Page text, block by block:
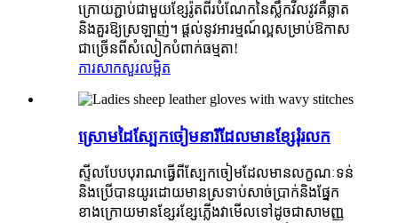
ក្រោយភ្ជាប់ជាមួយខ្សែរ៉ូតពីរបំណែកនៃស្លឹកវីលវូវគឺឆ្លាត
និងគួរឱ្យស្រឡាញ់។ ផ្តល់នូវអារម្មណ៍ល្អសម្រាប់ឱកាស
ជាច្រើនពីសំលៀកបំពាក់ធម្មតា!
ការសាកសួរលម្អិត
ស្រោមដៃស្បែកចៀមនារីដែលមានខ្សែរុំរលក
ស្ទីលបែបបុរាណធ្វើពីស្បែកចៀមដែលមានលក្ខណៈទន់
និងប្រើបានយូរដោយមានស្រទាប់សាច់ប្រាក់និងផ្នែក
ខាងក្រោយមានខ្សែរខ្សែភ្លើងវាមើលទៅដូចជាសាមញ្ញ